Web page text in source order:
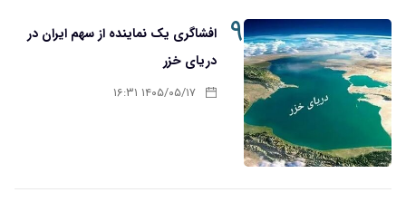
۹
افشاگری یک نماینده از سهم ایران در
دریای خزر
۱۴۰۵/۰۵/۱۷ ۱۶:۳۱